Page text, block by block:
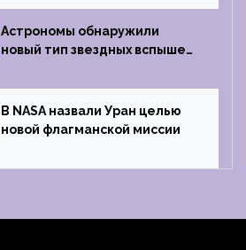
Griffin
Астрономы обнаружили
новый тип звездных вспышек
В NASA назвали Уран целью
новой флагманской миссии